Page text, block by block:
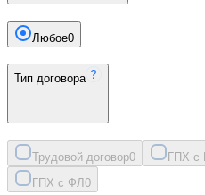
Любое0
Тип договора
Трудовой договор0 ГПХ с
ГПХ с ФЛ 0